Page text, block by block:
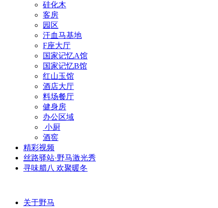
硅化木
客房
园区
汗血马基地
F座大厅
国家记忆A馆
国家记忆B馆
红山玉馆
酒店大厅
料场餐厅
健身房
办公区域
小厨
酒窖
精彩视频
丝路驿站·野马激光秀
寻味腊八 欢聚暖冬
关于野马